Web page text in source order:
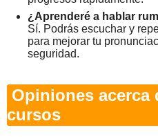
¿Aprenderé a hablar
Sí. Podrás escuchar y
para mejorar tu
seguridad.
Opiniones acerca
cursos